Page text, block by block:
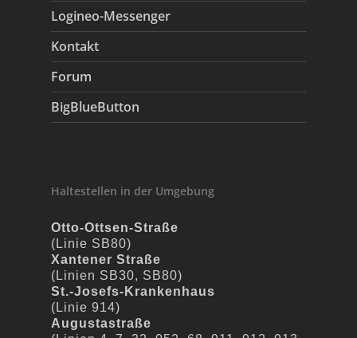
Logineo-Messenger
Kontakt
Forum
BigBlueButton
Haltestellen in der Umgebung
Otto-Ottsen-Straße
(Linie SB80)
Xantener Straße
(Linien SB30, SB80)
St.-Josefs-Krankenhaus
(Linie 914)
Augustastraße